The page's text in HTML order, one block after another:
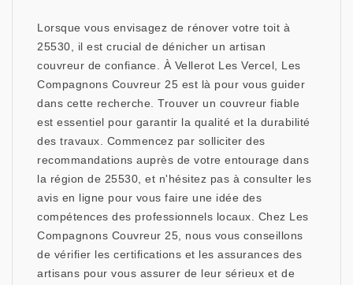
Lorsque vous envisagez de rénover votre toit à
25530, il est crucial de dénicher un artisan
couvreur de confiance. À Vellerot Les Vercel, Les
Compagnons Couvreur 25 est là pour vous guider
dans cette recherche. Trouver un couvreur fiable
est essentiel pour garantir la qualité et la durabilité
des travaux. Commencez par solliciter des
recommandations auprès de votre entourage dans
la région de 25530, et n'hésitez pas à consulter les
avis en ligne pour vous faire une idée des
compétences des professionnels locaux. Chez Les
Compagnons Couvreur 25, nous vous conseillons
de vérifier les certifications et les assurances des
artisans pour vous assurer de leur sérieux et de